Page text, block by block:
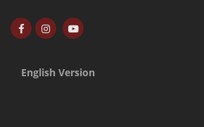
English Version